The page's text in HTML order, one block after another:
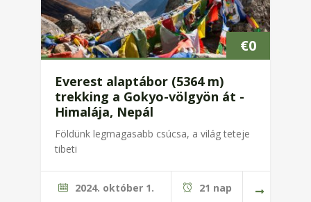
€0
Everest alaptábor (5364 m)
trekking a Gokyo-völgyön át -
Himalája, Nepál
Földünk legmagasabb csúcsa, a világ teteje
tibeti
2024. október 1. 21 nap